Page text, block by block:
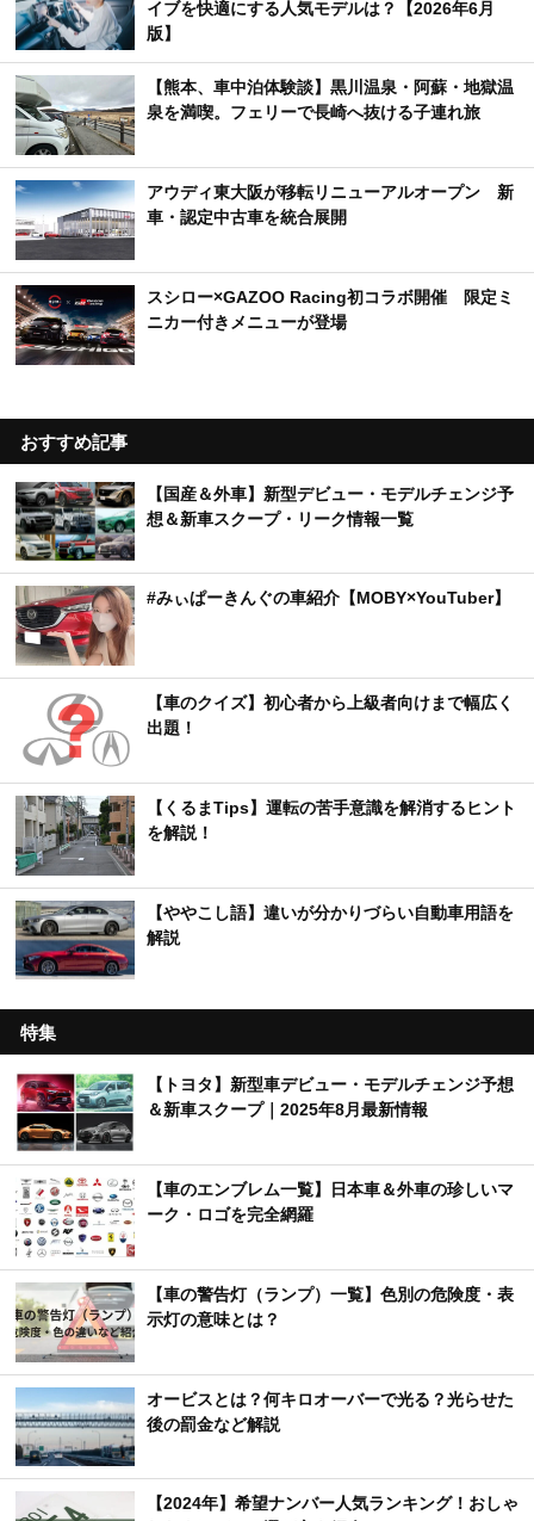
イブを快適にする人気モデルは？【2026年6月
版】
【熊本、車中泊体験談】黒川温泉・阿蘇・地獄温
泉を満喫。フェリーで長崎へ抜ける子連れ旅
アウディ東大阪が移転リニューアルオープン 新
車・認定中古車を統合展開
スシロー×GAZOO Racing初コラボ開催 限定ミ
ニカー付きメニューが登場
おすすめ記事
【国産＆外車】新型デビュー・モデルチェンジ予
想＆新車スクープ・リーク情報一覧
#みぃぱーきんぐの車紹介【MOBY×YouTuber】
【車のクイズ】初心者から上級者向けまで幅広く
出題！
【くるまTips】運転の苦手意識を解消するヒント
を解説！
【ややこし語】違いが分かりづらい自動車用語を
解説
特集
【トヨタ】新型車デビュー・モデルチェンジ予想
＆新車スクープ｜2025年8月最新情報
【車のエンブレム一覧】日本車＆外車の珍しいマ
ーク・ロゴを完全網羅
【車の警告灯（ランプ）一覧】色別の危険度・表
示灯の意味とは？
オービスとは？何キロオーバーで光る？光らせた
後の罰金など解説
【2024年】希望ナンバー人気ランキング！おしゃ